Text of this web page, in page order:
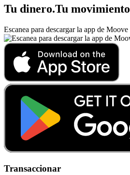
Tu dinero.Tu movimiento
Escanea para descargar la app de Moove
Transaccionar